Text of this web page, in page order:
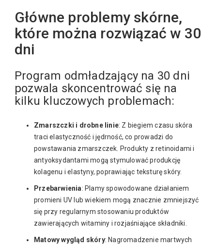
Główne problemy skórne,
które można rozwiązać w 30
dni
Program odmładzający na 30 dni
pozwala skoncentrować się na
kilku kluczowych problemach:
Zmarszczki i drobne linie: Z biegiem czasu skóra
traci elastyczność i jędrność, co prowadzi do
powstawania zmarszczek. Produkty z retinoidami i
antyoksydantami mogą stymulować produkcję
kolagenu i elastyny, poprawiając teksturę skóry.
Przebarwienia: Plamy spowodowane działaniem
promieni UV lub wiekiem mogą znacznie zmniejszyć
się przy regularnym stosowaniu produktów
zawierających witaminy i rozjaśniające składniki.
Matowy wygląd skóry: Nagromadzenie martwych